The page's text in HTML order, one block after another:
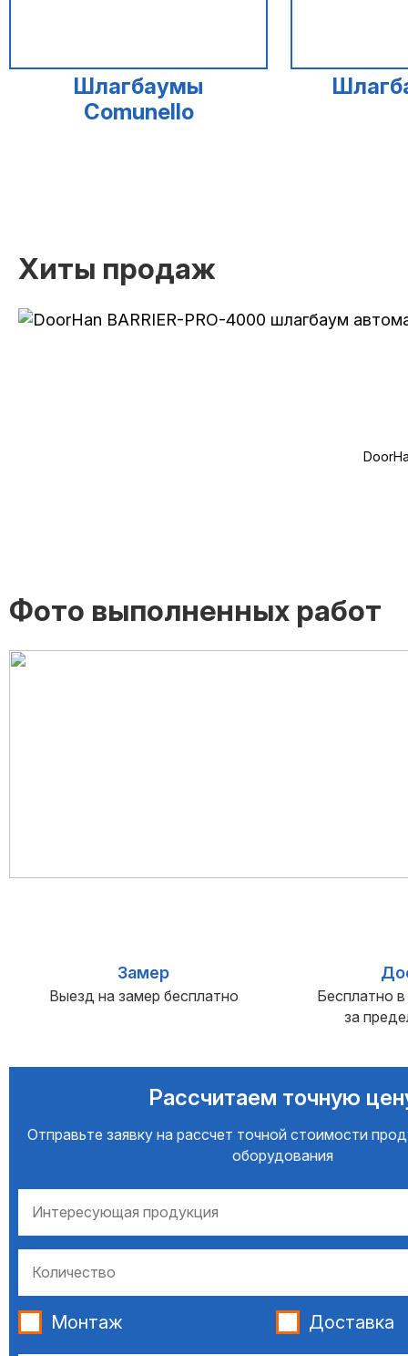
Шлагбаумы
Comunello
Хиты продаж
Фото выполненных работ
Замер
Выезд на замер бесплатно
Бесплатно
за
Рассчитаем точную
Отправьте заявку на рассчет точной стоимости
оборудования
Монтаж Доставка